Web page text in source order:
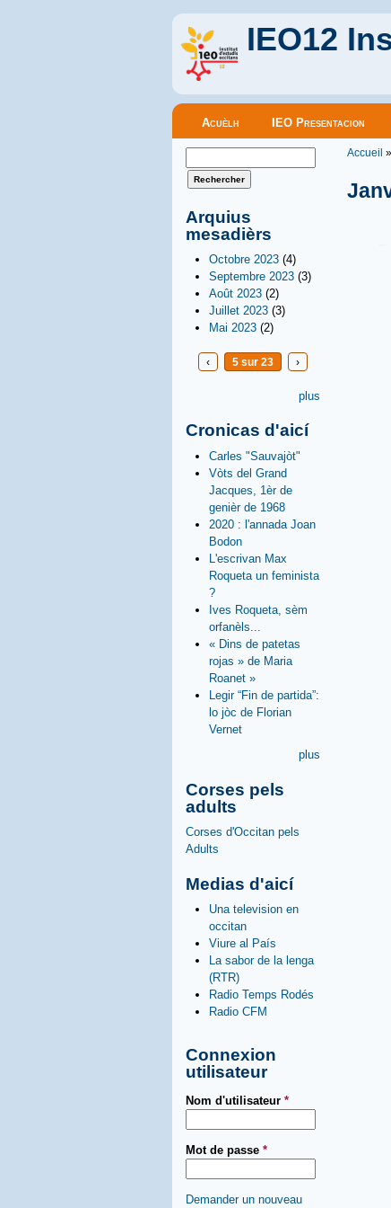
IEO12
Menu principal
Acuèlh IEO Presentacion
Formulaire de recherche
Arquius
mesadièrs
Octobre 2023 (4)
Septembre 2023 (3)
Août 2023 (2)
Juillet 2023 (3)
Mai 2023 (2)
‹ 5 sur 23 ›
plus
Cronicas d'aicí
Carles "Sauvajòt"
Vòts del Grand
Jacques, 1èr de
genièr de 1968
2020 : l'annada Joan
Bodon
L'escrivan Max
Roqueta un feminista
?
Ives Roqueta, sèm
orfanèls...
« Dins de patetas
rojas » de Maria
Roanet »
Legir “Fin de partida”:
lo jòc de Florian
Vernet
plus
Corses pels
adults
Corses d'Occitan pels
Adults
Medias d'aicí
Una television en
occitan
Viure al País
La sabor de la lenga
(RTR)
Radio Temps Rodés
Radio CFM
Connexion
utilisateur
Nom d'utilisateur *
Mot de passe *
Demander un nouveau
Vous
Accueil »